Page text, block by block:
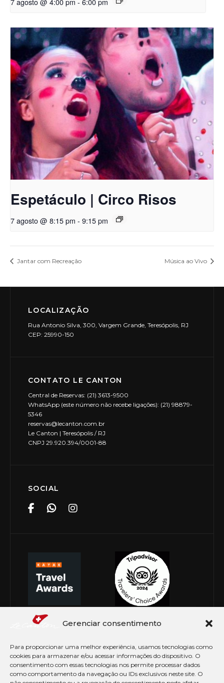
Gerenciar consentimento
Para proporcionar uma melhor experiência, usamos tecnologias como
cookies para armazenar e/ou acessar informações do dispositivo. O
consentimento com essas tecnologias nos permite processar dados
como comportamento da navegação ou IDs exclusivos neste site. O
Espetáculo | Circo Risos
7 agosto @ 8:15 pm - 9:15 pm
Jantar com Recreação Música ao Vivo
LOCALIZAÇÃO
Rua Antonio Silva, 300, Vargem Grande, Teresópolis, RJ
CEP: 25990-150
CONTATO LE CANTON
Central de Reservas: (21) 3613-9500
WhatsApp (este número não recebe ligações): (21) 98879-
5346
reservas@lecanton.com.br
Le Canton | Teresópolis / RJ
CNPJ 29.920.394/0001-88
SOCIAL